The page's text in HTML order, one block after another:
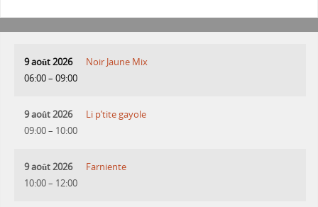
9 août 2026
06:00– 09:00
Noir Jaune Mix
9 août 2026
09:00– 10:00
Li p’tite gayole
9 août 2026
10:00– 12:00
Farniente